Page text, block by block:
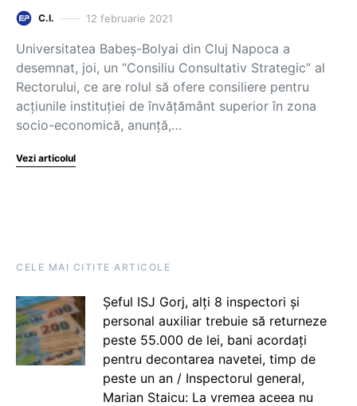
C.I. 12 februarie 2021
Universitatea Babeș-Bolyai din Cluj Napoca a
desemnat, joi, un “Consiliu Consultativ Strategic” al
Rectorului, ce are rolul să ofere consiliere pentru
acțiunile instituției de învățământ superior în zona
socio-economică, anunță,…
Vezi articolul
CELE MAI CITITE ARTICOLE
Șeful ISJ Gorj, alți 8 inspectori și
personal auxiliar trebuie să returneze
peste 55.000 de lei, bani acordați
pentru decontarea navetei, timp de
peste un an / Inspectorul general,
Marian Staicu: La vremea aceea nu